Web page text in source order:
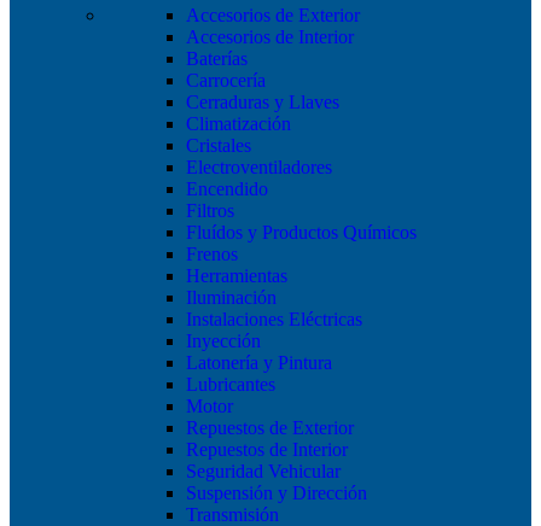
Accesorios de Exterior
Accesorios de Interior
Baterías
Carrocería
Cerraduras y Llaves
Climatización
Cristales
Electroventiladores
Encendido
Filtros
Fluídos y Productos Químicos
Frenos
Herramientas
Iluminación
Instalaciones Eléctricas
Inyección
Latonería y Pintura
Lubricantes
Motor
Repuestos de Exterior
Repuestos de Interior
Seguridad Vehicular
Suspensión y Dirección
Transmisión